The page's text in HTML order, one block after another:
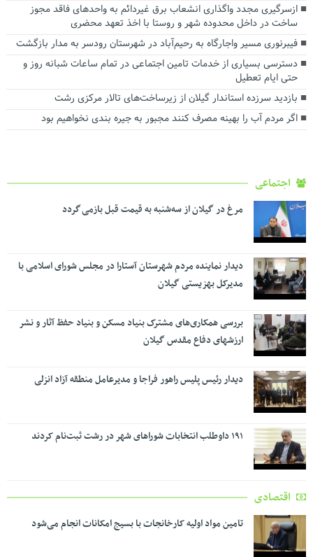
ازسرگیری مجدد واگذاری انشعاب برق غیردائم به واحدهای فاقد مجوز
ساخت در داخل محدوده شهر و روستا با اخذ تعهد محضری
فیبرنوری مسیر واجارگاه به رحیم‌آباد در شهرستان رودسر به مدار بازگشت
دسترسی بسیاری از خدمات تامین اجتماعی در تمام ساعات شبانه روز و
حتی ایام تعطیل
بازدید سرزده استاندار گیلان از زیرساخت‌های تالار مرکزی رشت
اگر مردم آب را بهینه مصرف کنند مجبور به جیره بندی نخواهیم بود
اجتماعی
مرغ در گیلان از سه‌شنبه به قیمت قبل بازمی گردد
دیدار نماینده مردم شهرستان آستارا در مجلس شورای اسلامی با
مدیرکل بهزیستی گیلان
بررسی همکاری‌های مشترک بنیاد مسکن و بنیاد حفظ آثار و نشر
ارزشهای دفاع مقدس گیلان
دیدار رئیس پلیس راهور فراجا و مدیرعامل منطقه آزاد انزلی
۱۹۱ داوطلب انتخابات شوراهای شهر در رشت ثبت‌نام کردند
اقتصادی
تامین مواد اولیه کارخانجات با بسیج امکانات انجام می‌شود